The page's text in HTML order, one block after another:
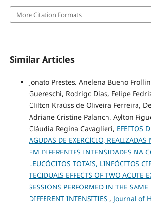
More Citation Formats
Similar Articles
Jonato Prestes, Anelena Bueno
Guereschi, Rodrigo Dias, Felipe
Clílton Kraüss de Oliveira Ferreira,
Adriane Cristine Palanch, Aylton
Cláudia Regina Cavaglieri, EFEITOS
AGUDAS DE EXERCÍCIO,
EM DIFERENTES INTENSIDADES NA
LEUCÓCITOS TOTAIS, LINFÓCITOS
TECIDUAIS EFFECTS OF TWO ACUTE
SESSIONS PERFORMED IN THE SAME
DIFFERENT INTENSITIES , Journal of